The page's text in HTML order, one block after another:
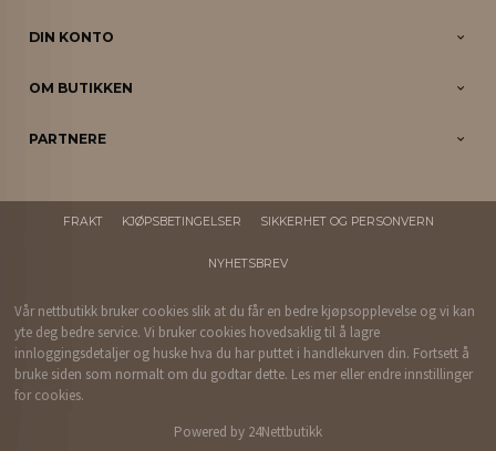
DIN KONTO
OM BUTIKKEN
PARTNERE
FRAKT KJØPSBETINGELSER SIKKERHET OG PERSONVERN
NYHETSBREV
Vår nettbutikk bruker cookies slik at du får en bedre kjøpsopplevelse og vi kan
yte deg bedre service. Vi bruker cookies hovedsaklig til å lagre
innloggingsdetaljer og huske hva du har puttet i handlekurven din. Fortsett å
bruke siden som normalt om du godtar dette. Les mer eller endre innstillinger
for cookies.
Powered by 24Nettbutikk